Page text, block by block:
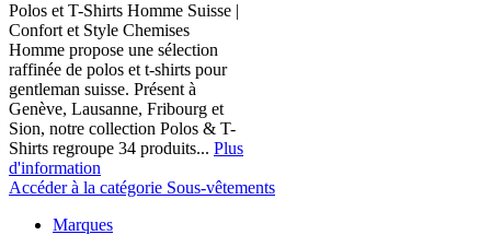
Polos et T-Shirts Homme Suisse |
Confort et Style Chemises
Homme propose une sélection
raffinée de polos et t-shirts pour
gentleman suisse. Présent à
Genève, Lausanne, Fribourg et
Sion, notre collection Polos & T-
Shirts regroupe 34 produits... Plus
d'information
Accéder à la catégorie Sous-vêtements
Marques